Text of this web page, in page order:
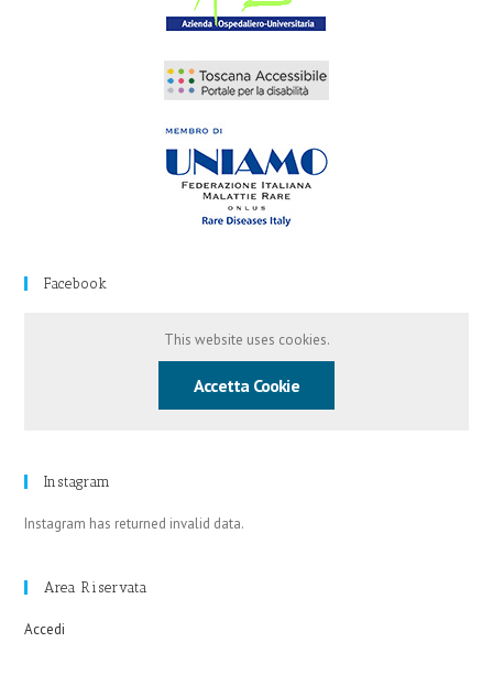
Facebook
This website uses cookies.
Accetta Cookie
Instagram
Instagram has returned invalid data.
Area Riservata
Accedi